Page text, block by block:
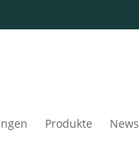
Produkte News